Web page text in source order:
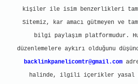
kişiler ile isim benzerlikleri
Sitemiz, kar amacı gütmeyen ve
bilgi paylaşım platformudur.
düzenlemelere aykırı olduğunu
backlinkpanelicomtr@gmail.com
halinde, ilgili içerikler yasal